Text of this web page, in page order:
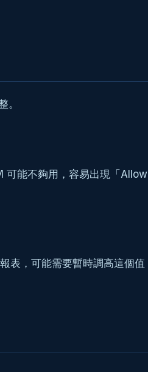
。
可能不夠用，容易出現「
表，可能需要暫時調高這個